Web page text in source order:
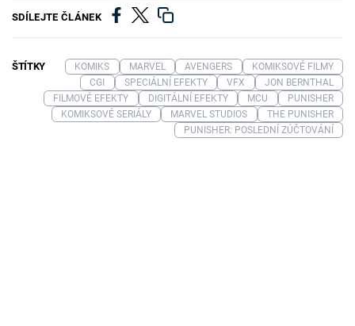
SDÍLEJTE ČLÁNEK
ŠTÍTKY KOMIKS MARVEL AVENGERS
KOMIKSOVÉ FILMY
CGI
SPECIÁLNÍ EFEKTY VFX
JON BERNTHAL
FILMOVÉ EFEKTY
DIGITÁLNÍ EFEKTY MCU
PUNISHER
KOMIKSOVÉ SERIÁLY
MARVEL STUDIOS
THE PUNISHER
PUNISHER: POSLEDNÍ ZÚČTOVÁNÍ